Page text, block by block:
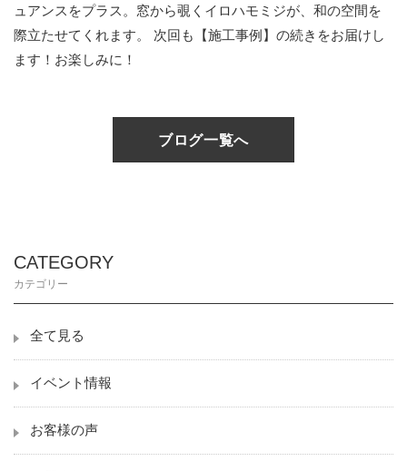
CATEGORY
カテゴリー
全て見る
イベント情報
お客様の声
ュアンスをプラス。窓から覗くイロハモミジが、和の空間を
際立たせてくれます。 次回も【施工事例】の続きをお届けし
ます！お楽しみに！
ブログ一覧へ